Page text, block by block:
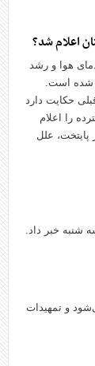
اعلام شد؟
هوا و رشد
شده است.
حکایت دارد
را اعلام
علل
شنبه خبر داد.
و تمهیدات